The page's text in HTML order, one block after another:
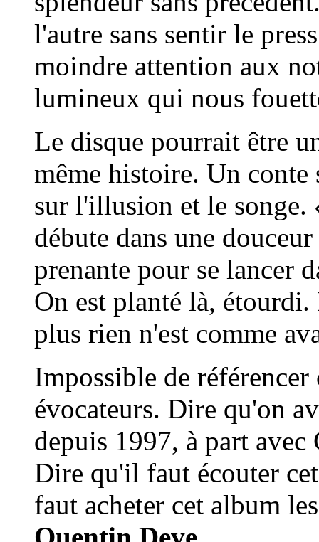
l'autre sans sentir le
moindre attention aux
lumineux qui nous
Le disque pourrait être
même histoire. Un
sur l'illusion et le
débute dans une
prenante pour se lancer
On est planté là,
plus rien n'est comme
Impossible de
évocateurs. Dire qu'on
depuis 1997, à part
Dire qu'il faut écouter
faut acheter cet album